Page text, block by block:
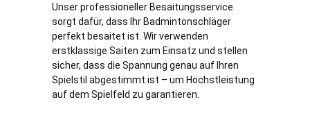
Unser professioneller Besaitungsservice
sorgt dafür, dass Ihr Badmintonschläger
perfekt besaitet ist. Wir verwenden
erstklassige Saiten zum Einsatz und stellen
sicher, dass die Spannung genau auf Ihren
Spielstil abgestimmt ist – um Höchstleistung
auf dem Spielfeld zu garantieren.